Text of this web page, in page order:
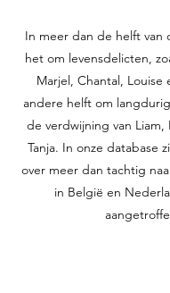
In meer dan de helft van
het om levensdelicten,
Marjel, Chantal, Louise
andere helft om
de verdwijning van Liam,
Tanja. In onze database
over meer dan tachtig
in België en